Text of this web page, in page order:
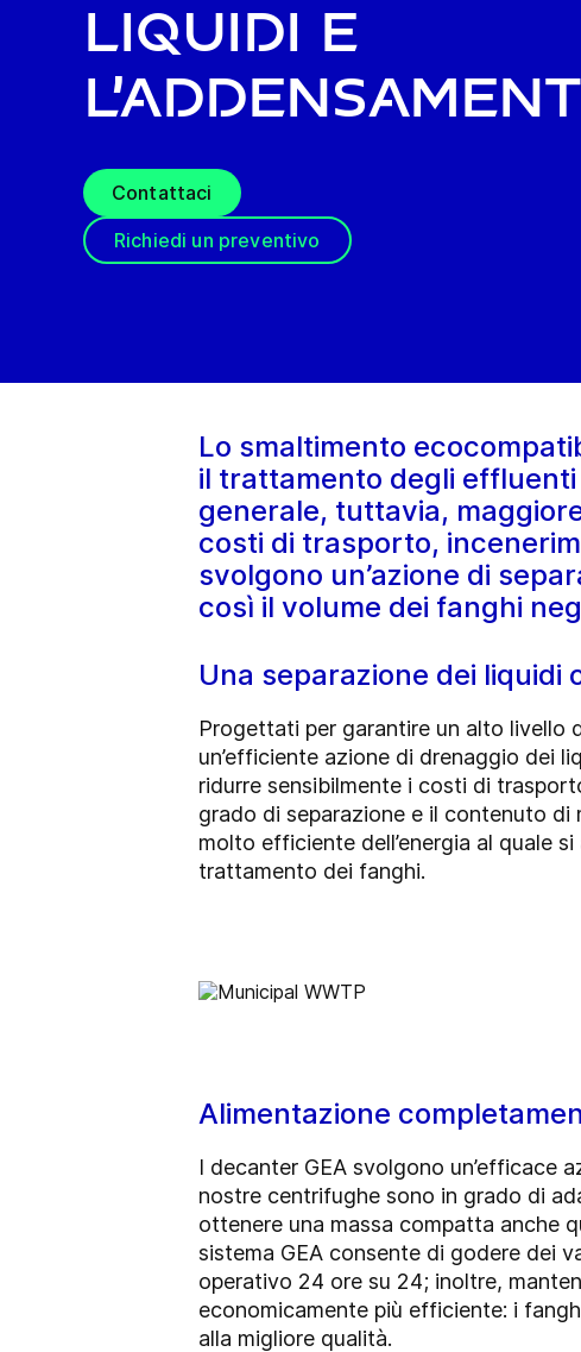
liquidi e
Contattaci
Richiedi un preventivo
Lo smaltimento
il trattamento degli
generale, tuttavia,
costi di trasporto,
svolgono un’azione di
così il volume dei fanghi
Una separazione dei
Progettati per garantire un alto livello
un’efficiente azione di drenaggio dei
ridurre sensibilmente i costi di
grado di separazione e il contenuto
molto efficiente dell’energia al quale
trattamento dei fanghi.
Alimentazione
I decanter GEA svolgono un’efficace
nostre centrifughe sono in grado di
ottenere una massa compatta anche
sistema GEA consente di godere dei
operativo 24 ore su 24; inoltre,
economicamente più efficiente: i
alla migliore qualità.